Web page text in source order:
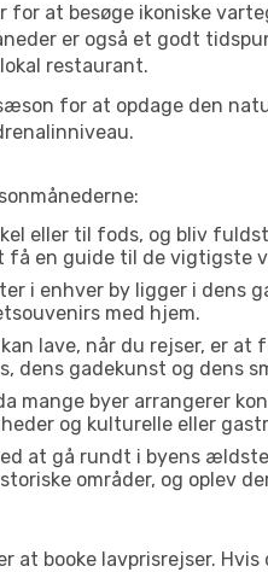
at besøge ikoniske
er også et godt
restaurant.
for at opdage den
eller til fods, og bliv
en guide til de vigtigste
i enhver by ligger i dens
med hjem.
lave, når du rejser, er at
dens gadekunst og dens
mange byer arrangerer
og kulturelle eller
at gå rundt i byens
områder, og oplev
booke lavprisrejser. Hvis